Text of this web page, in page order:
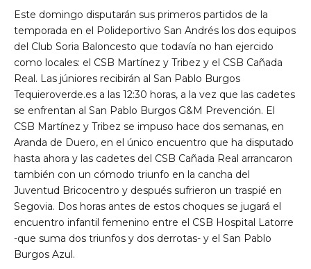
Este domingo disputarán sus primeros partidos de la
temporada en el Polideportivo San Andrés los dos equipos
del Club Soria Baloncesto que todavía no han ejercido
como locales: el CSB Martínez y Tribez y el CSB Cañada
Real. Las júniores recibirán al San Pablo Burgos
Tequieroverde.es a las 12:30 horas, a la vez que las cadetes
se enfrentan al San Pablo Burgos G&M Prevención. El
CSB Martínez y Tribez se impuso hace dos semanas, en
Aranda de Duero, en el único encuentro que ha disputado
hasta ahora y las cadetes del CSB Cañada Real arrancaron
también con un cómodo triunfo en la cancha del
Juventud Bricocentro y después sufrieron un traspié en
Segovia. Dos horas antes de estos choques se jugará el
encuentro infantil femenino entre el CSB Hospital Latorre
-que suma dos triunfos y dos derrotas- y el San Pablo
Burgos Azul.